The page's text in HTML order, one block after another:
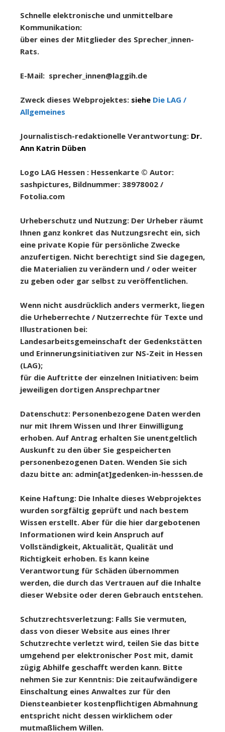
Schnelle elektronische und unmittelbare
Kommunikation:
über eines der Mitglieder des Sprecher_innen-
Rats.
E-Mail: sprecher_innen@laggih.de
Zweck dieses Webprojektes: siehe Die LAG /
Allgemeines
Journalistisch-redaktionelle Verantwortung: Dr.
Ann Katrin Düben
Logo LAG Hessen : Hessenkarte © Autor:
sashpictures, Bildnummer: 38978002 /
Fotolia.com
Urheberschutz und Nutzung: Der Urheber räumt
Ihnen ganz konkret das Nutzungsrecht ein, sich
eine private Kopie für persönliche Zwecke
anzufertigen. Nicht berechtigt sind Sie dagegen,
die Materialien zu verändern und / oder weiter
zu geben oder gar selbst zu veröffentlichen.
Wenn nicht ausdrücklich anders vermerkt, liegen
die Urheberrechte / Nutzerrechte für Texte und
Illustrationen bei:
Landesarbeitsgemeinschaft der Gedenkstätten
und Erinnerungsinitiativen zur NS-Zeit in Hessen
(LAG);
für die Auftritte der einzelnen Initiativen: beim
jeweiligen dortigen Ansprechpartner
Datenschutz: Personenbezogene Daten werden
nur mit Ihrem Wissen und Ihrer Einwilligung
erhoben. Auf Antrag erhalten Sie unentgeltlich
Auskunft zu den über Sie gespeicherten
personenbezogenen Daten. Wenden Sie sich
dazu bitte an: admin[at]gedenken-in-hesssen.de
Keine Haftung: Die Inhalte dieses Webprojektes
wurden sorgfältig geprüft und nach bestem
Wissen erstellt. Aber für die hier dargebotenen
Informationen wird kein Anspruch auf
Vollständigkeit, Aktualität, Qualität und
Richtigkeit erhoben. Es kann keine
Verantwortung für Schäden übernommen
werden, die durch das Vertrauen auf die Inhalte
dieser Website oder deren Gebrauch entstehen.
Schutzrechtsverletzung: Falls Sie vermuten,
dass von dieser Website aus eines Ihrer
Schutzrechte verletzt wird, teilen Sie das bitte
umgehend per elektronischer Post mit, damit
zügig Abhilfe geschafft werden kann. Bitte
nehmen Sie zur Kenntnis: Die zeitaufwändigere
Einschaltung eines Anwaltes zur für den
Diensteanbieter kostenpflichtigen Abmahnung
entspricht nicht dessen wirklichem oder
mutmaßlichem Willen.